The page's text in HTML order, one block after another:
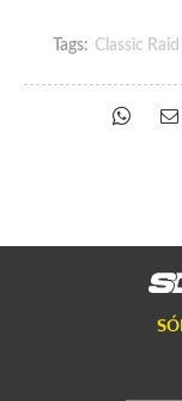
Tags: Classic